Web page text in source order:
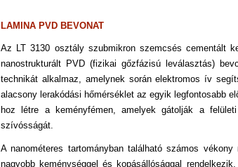
LAMINA PVD BEVONAT
Az LT 3130 osztály szubmikron szemcsés cementált
nanostrukturált PVD (fizikai gőzfázisú
leválasztás)
technikát alkalmaz, amelynek során elektromos ív
alacsony lerakódási hőmérsékletaz egyik legfontosabb
hoz létre a keményfémen, amelyek gátolják a
szívósságát.
A nanométeres tartományban található számos vékony
nagyobb keménységgel és kopásállósággal